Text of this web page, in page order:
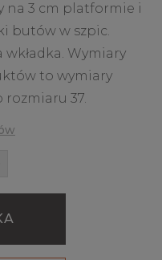
na 3 cm platformie i
butów w szpic.
wkładka. Wymiary
to wymiary
37.